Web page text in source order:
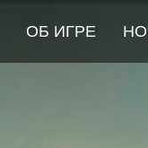
ОБ ИГРЕ